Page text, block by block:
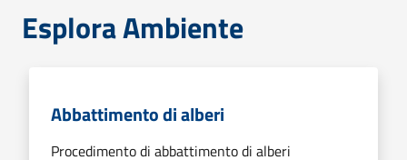
Esplora Ambiente
Abbattimento di alberi
Procedimento di abbattimento di alberi